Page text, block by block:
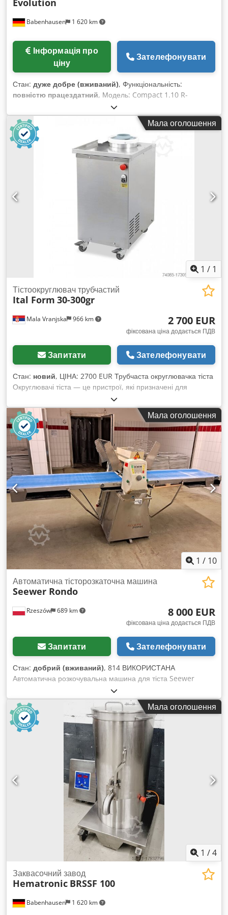
Babenhausen 1 620 km
Evolution
ціну
Зателефонувати
Стан: дуже добре (вживаний), Функціональність:
повністю працездатний, Модель: Compact 1.10 R-
Evolution Ротаційна піч для 1 візка з системою керування
IQTouch Control Енергоощадна й зручна в обслуговуванні
Ротаційна піч (обертання візка) Dodpfx Aeyv Uw Ajk Eock
Підключення води для подачі пари Підключення 400V
Вживана піч
Мала оголошення
1 / 1
Mala Vranjska 966 km
Тістоокруглювач трубчастий
Ital Form 30-300gr
2 700 EUR
фіксована ціна додається ПДВ
Запитати Зателефонувати
Стан: новий, ЦІНА: 2700 EUR Трубчаста округлювачка тіста
Округлювачі тіста — це пристрої, які призначені для
надання форми тісту. Dcsdpouufd Ijfx Ak Eok
Використовуються у хлібопекарській та кондитерській
промисловості. Габаритні розміри: 350x550x800 мм
Електрична потужність: 0,6 кВт Вага порції: 30-300 грамів
Вага машини: 62 кг
Мала оголошення
1 / 10
Rzeszów 689 km
Автоматична тісторозкаточна машина
Seewer Rondo
8 000 EUR
фіксована ціна додається ПДВ
Запитати Зателефонувати
Стан: добрий (вживаний), 814 ВИКОРИСТАНА
Автоматична розкочувальна машина для тіста Seewer
Rondo. Устаткування в робочому стані, після технічного
огляду. ЗОВНІШНІ РОЗМІРИ (в см): - ширина 115 - довжина
340 Dcsdpfx Astrtyvsk Esk - висота 140 РОЗМІРИ РУКАВІВ
(в см): - ширина 63 - довжина 160 Обладнання готове до
огляду і знаходиться на нашому складі (36-068 Bachórz,
Польща). Доступні платні опції: транспортування / монтаж /
введення в експлуатацію. Вказана ціна є нетто. МИ
ГОВОРИМО АНГЛІЙСЬКОЮ, НІМЕЦЬКОЮ,
ФРАНЦУЗЬКОЮ, РОСІЙСЬКОЮ, УКРАЇНСЬКОЮ.
Мала оголошення
1 /4
Babenhausen 1 620 km
Заквасочний завод
Hematronic BRSSF 100